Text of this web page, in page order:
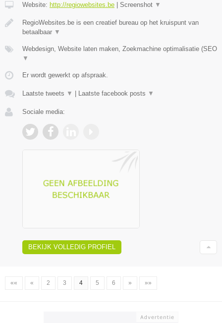
Website: http://regiowebsites.be Screenshot ▼
RegioWebsites.be is een creatief bureau op het kruispunt van
betaalbaar ▼
Webdesign, Website laten maken, Zoekmachine optimalisatie (SEO
▼
Er wordt gewerkt op afspraak.
Laatste tweets ▼ Laatste facebook posts ▼
Sociale media:
BEKIJK VOLLEDIG PROFIEL
«« « 2 3 4 5 6 » »»